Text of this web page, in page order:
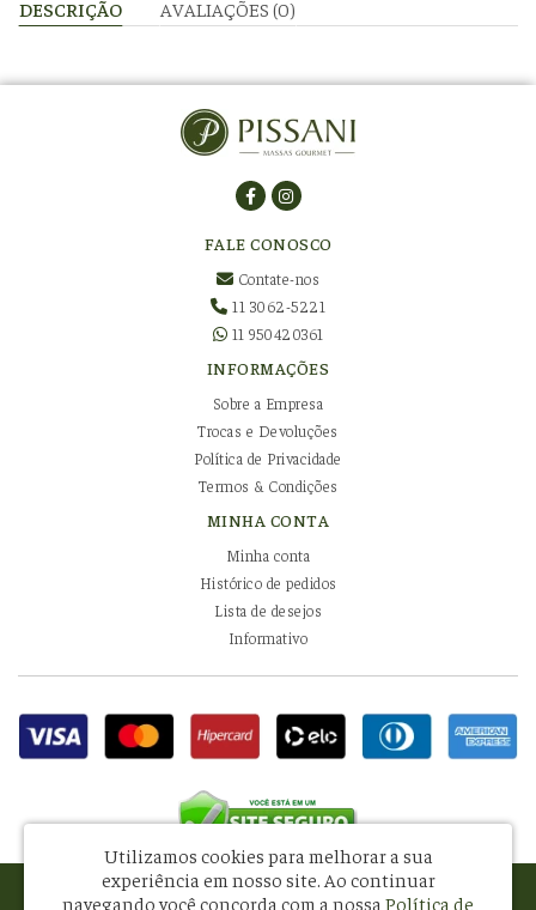
DESCRIÇÃO
AVALIAÇÕES (0)
FALE CONOSCO
Contate-nos
11 3062-5221
11 950420361
INFORMAÇÕES
Sobre a Empresa
Trocas e Devoluções
Política de Privacidade
Termos & Condições
MINHA CONTA
Minha conta
Histórico de pedidos
Lista de desejos
Informativo
Pissani Indústria e Comércio de Alimentos Ltda - CNPJ: 08.581.434/0001-34
Utilizamos cookies para melhorar a sua
experiência em nosso site. Ao continuar
navegando você concorda com a nossa Política de